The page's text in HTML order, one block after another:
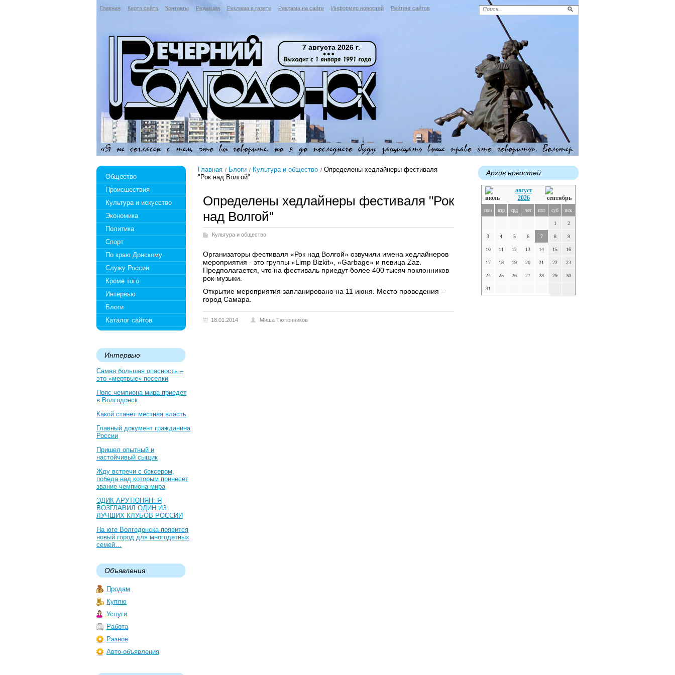
Главная Карта сайта Контакты Редакция Реклама в газете Реклама на сайте Информер новостей Рейтинг сайтов
7 августа 2026 г.
Общество
Происшествия
Культура и искусство
Экономика
Политика
Спорт
По краю Донскому
Служу России
Кроме того
Интервью
Блоги
Каталог сайтов
Интервью
Самая большая опасность –
это «мертвые» поселки
Пояс чемпиона мира приедет
в Волгодонск
Какой станет местная власть
Главный документ гражданина
России
Пришел опытный и
настойчивый сыщик
Жду встречи с боксером,
победа над которым принесет
звание чемпиона мира
ЭДИК АРУТЮНЯН: Я
ВОЗГЛАВИЛ ОДИН ИЗ
ЛУЧШИХ КЛУБОВ РОССИИ
На юге Волгодонска появится
новый город для многодетных
семей…
Объявления
Продам
Куплю
Услуги
Работа
Разное
Авто-объявления
Главная Блоги Культура и общество
Определены хедлайнеры фестиваля
"Рок над Волгой"
Определены хедлайнеры фестиваля "Рок
над Волгой"
Культура и общество
Организаторы фестиваля «Рок над Волгой» озвучили имена хедлайнеров
мероприятия - это группы «Limp Bizkit», «Garbage» и певица Zaz.
Предполагается, что на фестиваль приедут более 400 тысяч поклонников
рок-музыки.
Открытие мероприятия запланировано на 11 июня. Место проведения –
город Самара.
18.01.2014 Миша Тютюнников
Архив новостей
август
2026
пон втр срд чет пят суб вск
1 2
3 4 5 6 7 8 9
10 11 12 13 14 15 16
17 18 19 20 21 22 23
24 25 26 27 28 29 30
31